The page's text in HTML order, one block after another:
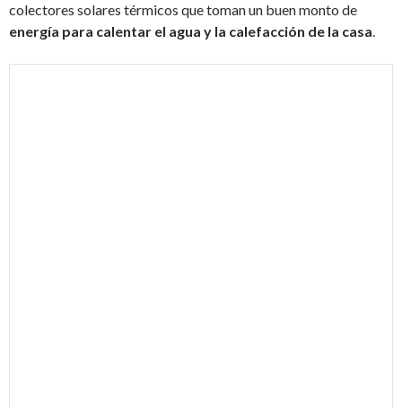
colectores solares térmicos que toman un buen monto de
energía para calentar el agua y la calefacción de la casa.